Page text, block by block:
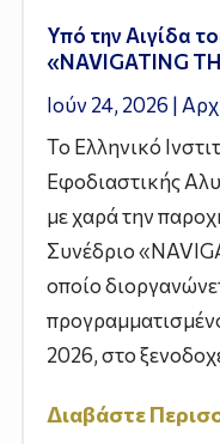
Υπό την Αιγίδα
«NAVIGATING
Ιούν 24, 2026 |
Το Ελληνικό
Εφοδιαστικής
με χαρά την
Συνέδριο
οποίο
2026, στο
Διαβάστε